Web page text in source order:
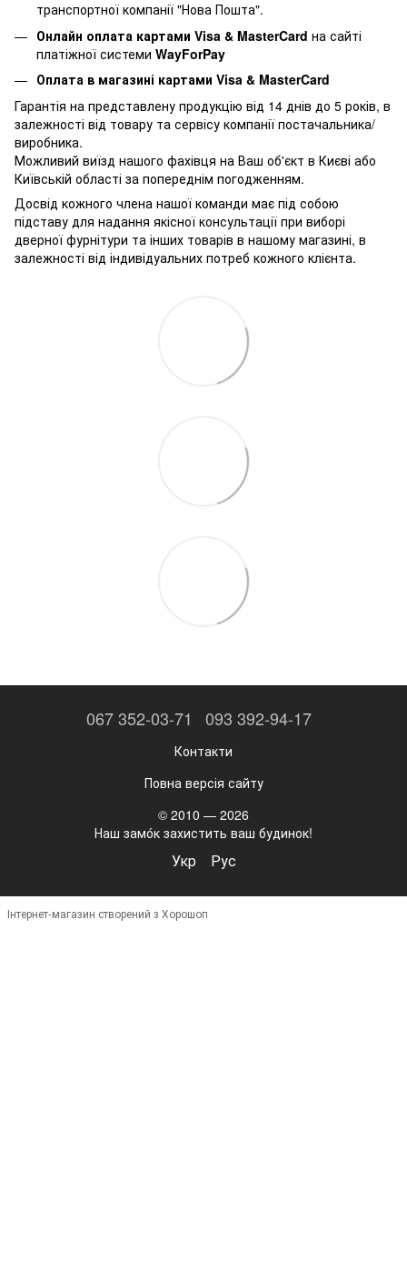
транспортної компанії "Нова Пошта".
Онлайн оплата картами Visa & MasterCard на сайті
платіжної системи WayForPay
Оплата в магазині картами Visa & MasterCard
Гарантія на представлену продукцію від 14 днів до 5 років, в
залежності від товару та сервісу компанії постачальника/
виробника.
Можливий виїзд нашого фахівця на Ваш об'єкт в Києві або
Київській області за попереднім погодженням.
Досвід кожного члена нашої команди має під собою
підставу для надання якісної консультації при виборі
дверної фурнітури та інших товарів в нашому магазині, в
залежності від індивідуальних потреб кожного клієнта.
067 352-03-71 093 392-94-17
Контакти
Повна версія сайту
© 2010 — 2026
Наш замо́к захистить ваш будинок!
Укр Рус
Інтернет-магазин створений з Хорошоп